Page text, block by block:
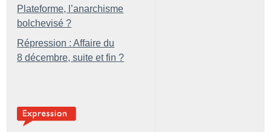
Plateforme, l’anarchisme
bolchevisé ?
Répression : Affaire du
8 décembre, suite et fin ?